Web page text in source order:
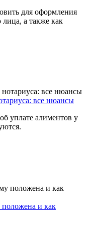
для оформления
лица, а также как
все нюансы
уплате алиментов у
положена и как